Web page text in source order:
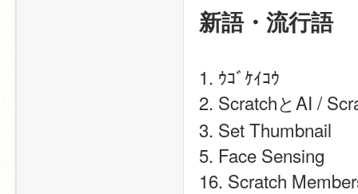
新語・流行語
1. ｳｺﾞｹｲｺｳ
2. ScratchとAI /
3. Set Thumbnail
5. Face Sensing
16. Scratch